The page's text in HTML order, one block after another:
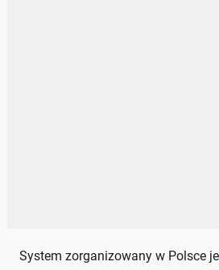
System zorganizowany w Polsce